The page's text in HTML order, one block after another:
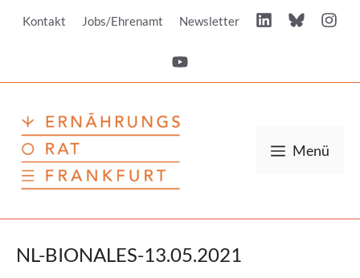
InhaltKontakt Jobs/Ehrenamt Newsletter
Menü
NL-BIONALES-13.05.2021